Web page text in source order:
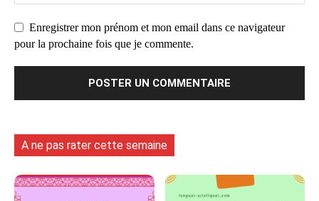
Enregistrer mon prénom et mon email dans ce navigateur
pour la prochaine fois que je commente.
A ne pas rater cette semaine